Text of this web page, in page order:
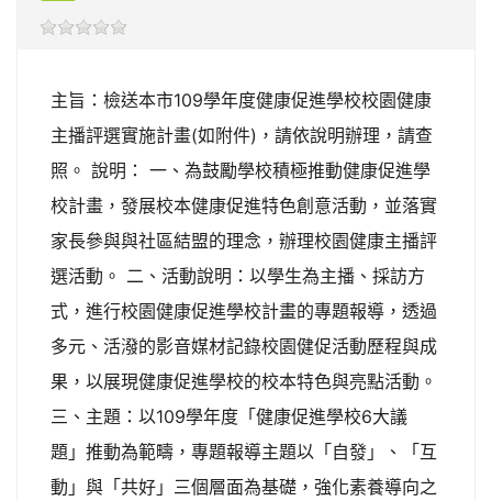
主旨：檢送本市109學年度健康促進學校校園健康
主播評選實施計畫(如附件)，請依說明辦理，請查
照。 說明： 一、為鼓勵學校積極推動健康促進學
校計畫，發展校本健康促進特色創意活動，並落實
家長參與與社區結盟的理念，辦理校園健康主播評
選活動。 二、活動說明：以學生為主播、採訪方
式，進行校園健康促進學校計畫的專題報導，透過
多元、活潑的影音媒材記錄校園健促活動歷程與成
果，以展現健康促進學校的校本特色與亮點活動。
三、主題：以109學年度「健康促進學校6大議
題」推動為範疇，專題報導主題以「自發」、「互
動」與「共好」三個層面為基礎，強化素養導向之